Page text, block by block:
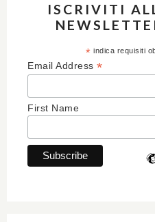
ISCRIVITI
* indica requisiti
Email Address *
First Name